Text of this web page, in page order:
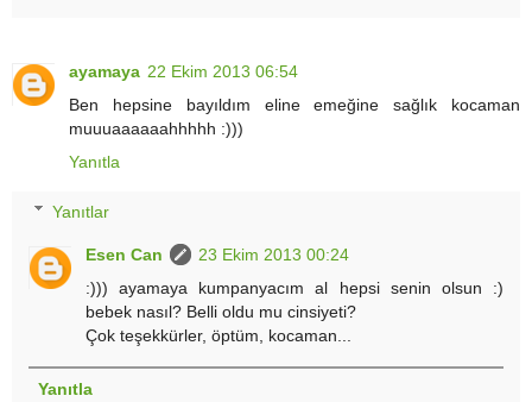
ayamaya 22 Ekim 2013 06:54
Ben hepsine bayıldım eline emeğine sağlık kocaman
muuuaaaaaahhhhh :)))
Yanıtla
Yanıtlar
Esen Can
23 Ekim 2013 00:24
:))) ayamaya kumpanyacım al hepsi senin olsun :)
bebek nasıl? Belli oldu mu cinsiyeti?
Çok teşekkürler, öptüm, kocaman...
Yanıtla